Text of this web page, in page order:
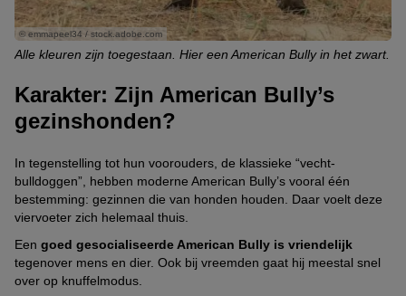
© emmapeel34 / stock.adobe.com
Alle kleuren zijn toegestaan. Hier een American Bully in het zwart.
Karakter: Zijn American Bully’s
gezinshonden?
In tegenstelling tot hun voorouders, de klassieke “vecht-
bulldoggen”, hebben moderne American Bully’s vooral één
bestemming: gezinnen die van honden houden. Daar voelt deze
viervoeter zich helemaal thuis.
Een goed gesocialiseerde American Bully is vriendelijk
tegenover mens en dier. Ook bij vreemden gaat hij meestal snel
over op knuffelmodus.